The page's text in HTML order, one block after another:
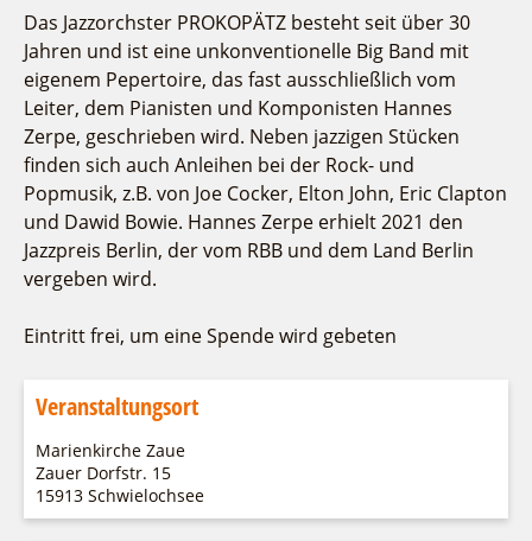
Mein Brandenburg – Infostelen
Unternehmensbetreuung
ILB
WFG
Das Jazzorchster PROKOPÄTZ besteht seit über 30
Jahren und ist eine unkonventionelle Big Band mit
eigenem Pepertoire, das fast ausschließlich vom
Leiter, dem Pianisten und Komponisten Hannes
Zerpe, geschrieben wird. Neben jazzigen Stücken
finden sich auch Anleihen bei der Rock- und
Popmusik, z.B. von Joe Cocker, Elton John, Eric Clapton
und Dawid Bowie. Hannes Zerpe erhielt 2021 den
Jazzpreis Berlin, der vom RBB und dem Land Berlin
vergeben wird.
Eintritt frei, um eine Spende wird gebeten
Veranstaltungsort
Marienkirche Zaue
Zauer Dorfstr. 15
15913 Schwielochsee